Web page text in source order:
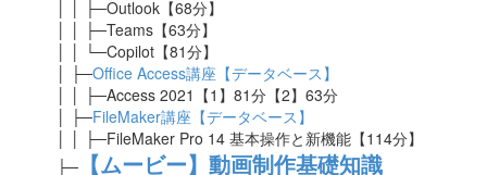
│ │ ├─Outlook【68分】
│ │ ├─Teams【63分】
│ │ └─Copilot【81分】
│ ├─Office Access講座【データベース】
│ │ ├─Access 2021【1】81分【2】63分
│ ├─FileMaker講座【データベース】
│ │ ├─FileMaker Pro 14 基本操作と新機能【114分】
├─ 【ムービー】動画制作基礎知識